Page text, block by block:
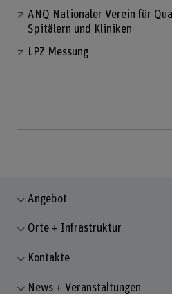
ANQ Nationaler Verein für
Spitälern und Kliniken
LPZ Messung
Angebot
Orte + Infrastruktur
Kontakte
News + Veranstaltungen